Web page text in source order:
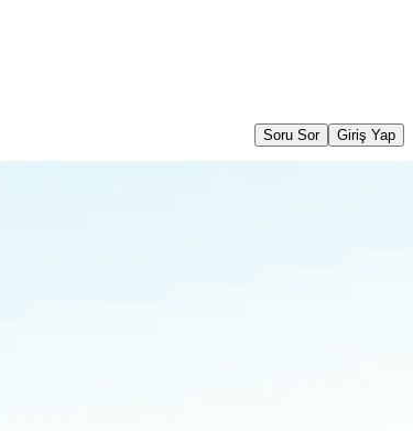
Soru Sor Giriş Yap